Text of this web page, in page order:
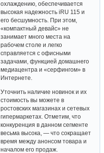
охлаждению, обеспечивается
высокая надежность iRU 115 и
его бесшумность. При этом,
«компактный девайс» не
занимает много места на
рабочем столе и легко
справляется с офисными
задачами, функцией домашнего
медиацентра и «серфингом» в
Интернете.
Уточнить наличие новинок и их
стоимость вы можете в
ростовских магазинах и сетевых
гипермаркетах. Отметим, что
конкуренция в данном сегменте
весьма высока, — что сокращает
время между анонсом товара и
началом его продаж.